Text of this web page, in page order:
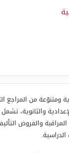
ومتنوّعة من المراجع
والثانوية،
والفروض